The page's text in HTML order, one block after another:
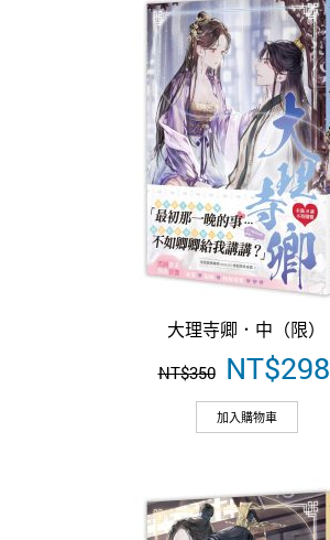
大理寺卿．中（限）
NT$350 原
始
價
格：
NT$298
加入購物車